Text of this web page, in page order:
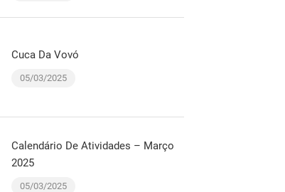
Cuca Da Vovó
05/03/2025
Calendário De Atividades – Março
2025
05/03/2025